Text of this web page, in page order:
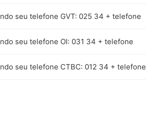
seu telefone GVT: 025 34 + telefone
seu telefone OI: 031 34 + telefone
seu telefone CTBC: 012 34 + telefone